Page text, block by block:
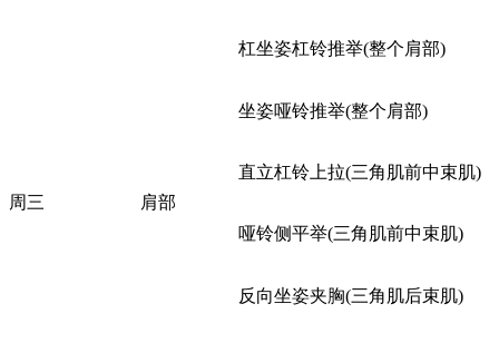
周三 肩部
杠坐姿杠铃推举(整个肩部)
坐姿哑铃推举(整个肩部)
直立杠铃上拉(三角肌前中束肌)
哑铃侧平举(三角肌前中束肌)
反向坐姿夹胸(三角肌后束肌)